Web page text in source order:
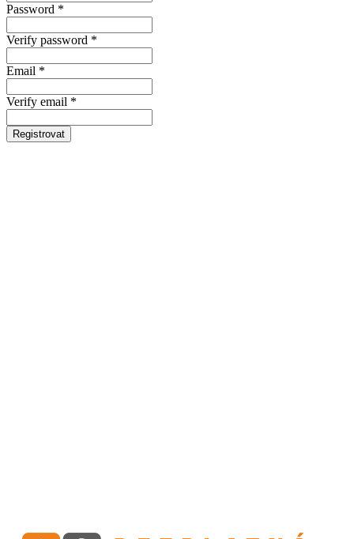
Password *
Verify password *
Email *
Verify email *
Registrovat